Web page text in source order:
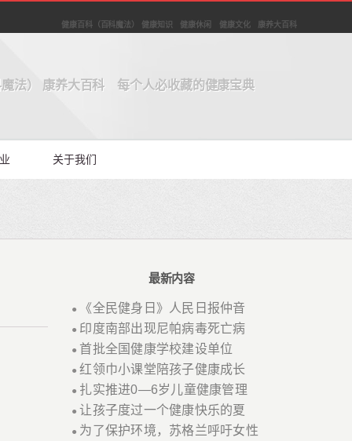
健康百科（百科魔法） 健康知识 健康休闲 健康文化 康养大百科
魔法） 康养大百科 每个人必收藏的健康宝典
关于我们
最新内容
● 《全民健身日》人民日报仲音
● 印度南部出现尼帕病毒死亡病
● 首批全国健康学校建设单位
●红领巾小课堂陪孩子健康成长
● 扎实推进0—6岁儿童健康管理
●让孩子度过一个健康快乐的夏
● 为了保护环境，苏格兰呼吁女性